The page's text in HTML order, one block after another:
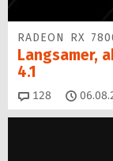
RADEON RX
Langsamer,
4.1
128